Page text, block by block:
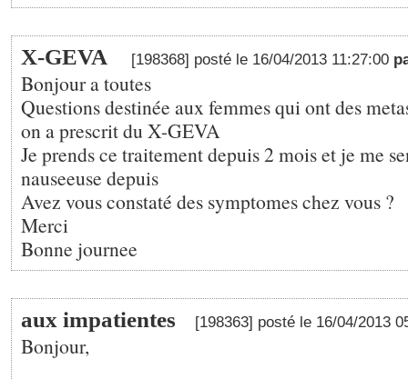
X-GEVA [198368] posté le 16/04/2013 11:27:00
Bonjour a toutes
Questions destinée aux femmes qui ont des
on a prescrit du X-GEVA
Je prends ce traitement depuis 2 mois et je me
nauseeuse depuis
Avez vous constaté des symptomes chez vous ?
Merci
Bonne journee
aux impatientes [198363] posté le 16/04/2013
Bonjour,